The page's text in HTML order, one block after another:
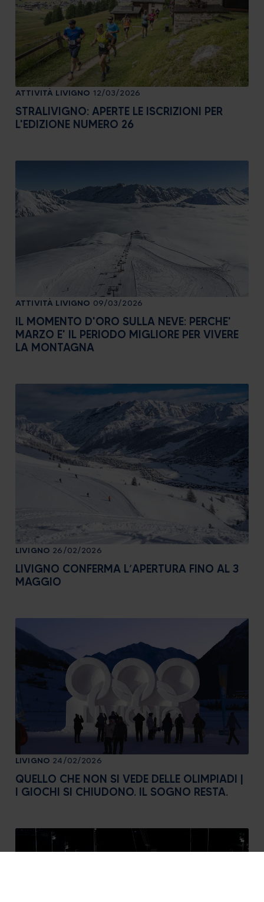
ATTIVITÀ LIVIGNO 12/03/2026
STRALIVIGNO: APERTE LE ISCRIZIONI PER
L'EDIZIONE NUMERO 26
ATTIVITÀ LIVIGNO 09/03/2026
IL MOMENTO D'ORO SULLA NEVE: PERCHE'
MARZO E' IL PERIODO MIGLIORE PER VIVERE
LA MONTAGNA
LIVIGNO 26/02/2026
LIVIGNO CONFERMA L’APERTURA FINO AL 3
MAGGIO
LIVIGNO 24/02/2026
QUELLO CHE NON SI VEDE DELLE OLIMPIADI |
I GIOCHI SI CHIUDONO. IL SOGNO RESTA.